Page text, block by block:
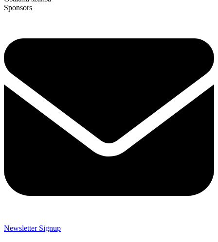
Sponsors
Newsletter Signup